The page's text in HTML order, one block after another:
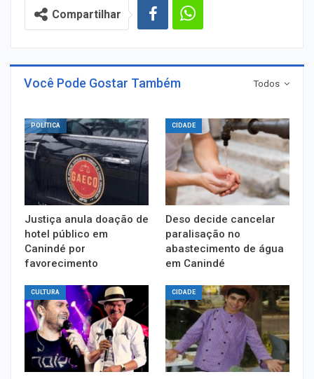
Compartilhar
Todos
Você Pode Gostar Também
POLÍTICA
Justiça anula doação de
hotel público em
Canindé por
favorecimento
CIDADE
Deso decide cancelar
paralisação no
abastecimento de água
em Canindé
CULTURA CIDADE